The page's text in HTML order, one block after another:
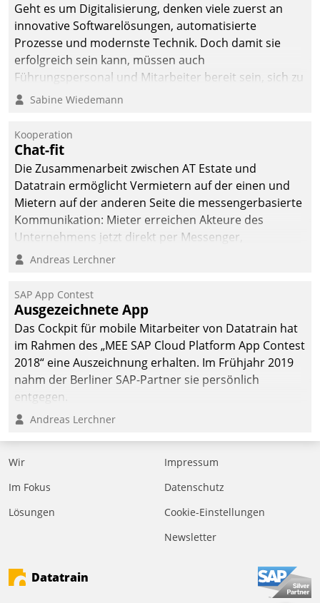
Geht es um Digitalisierung, denken viele zuerst an
innovative Softwarelösungen, automatisierte
Prozesse und modernste Technik. Doch damit sie
erfolgreich sein kann, müssen auch
Führungspersonal und Mitarbeiter bereit sein, sich zu
verändern und anzupassen, sonst werden sie an ihr
Sabine Wiedemann
Kooperation
Chat-fit
Die Zusammenarbeit zwischen AT Estate und
Datatrain ermöglicht Vermietern auf der einen und
Mietern auf der anderen Seite die messengerbasierte
Kommunikation: Mieter erreichen Akteure des
Unternehmens jetzt direkt per Messenger,
Mitarbeiter oder Dienstleister empfangen oder
Andreas Lerchner
SAP App Contest
Ausgezeichnete App
Das Cockpit für mobile Mitarbeiter von Datatrain hat
im Rahmen des „MEE SAP Cloud Platform App Contest
2018“ eine Auszeichnung erhalten. Im Frühjahr 2019
nahm der Berliner SAP-Partner sie persönlich
entgegen.
Andreas Lerchner
Wir
Im Fokus
Lösungen
Impressum
Datenschutz
Cookie-Einstellungen
Newsletter
Datatrain